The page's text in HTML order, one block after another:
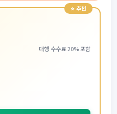
대행 수수료 20% 포함